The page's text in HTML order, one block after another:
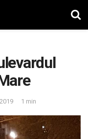
1 min